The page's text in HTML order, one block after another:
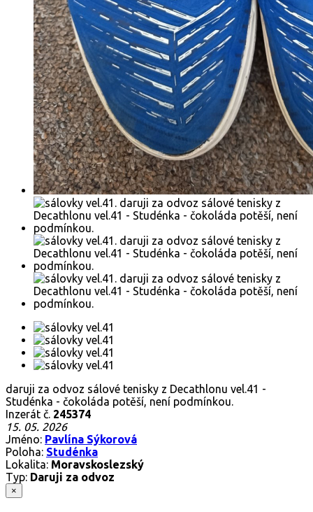
daruji za odvoz sálové tenisky z Decathlonu vel.41 -
Studénka - čokoláda potěší, není podmínkou.
Inzerát č. 245374
15. 05. 2026
Jméno: Pavlína Sýkorová
Poloha: Studénka
Lokalita: Moravskoslezský
Typ: Daruji za odvoz
×